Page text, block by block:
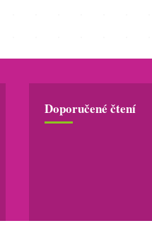
Doporučené čtení